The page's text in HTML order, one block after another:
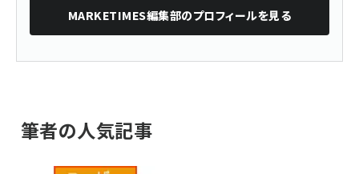
MARKETIMES編集部のプロフィールを見る
筆者の人気記事